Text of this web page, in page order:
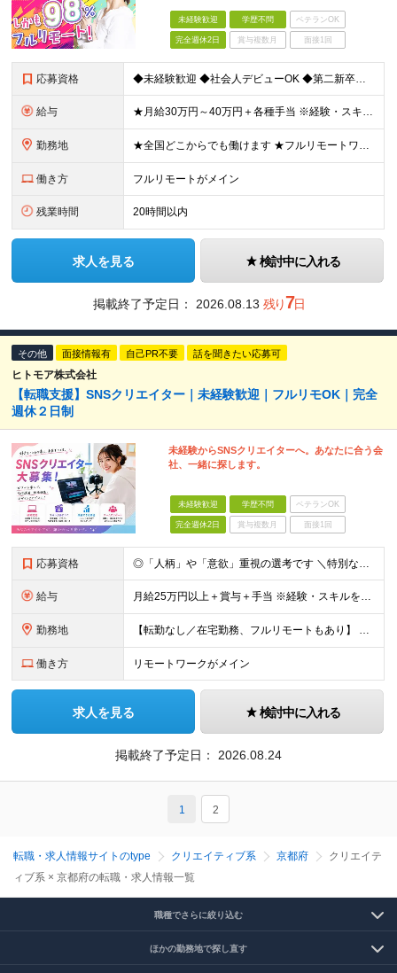
未経験歓迎 学歴不問 ベテランOK
完全週休2日 賞与複数月 面接1回
応募資格 ◆未経験歓迎 ◆社会人デビューOK ◆第二新卒も歓迎 ◆学歴不問 ………………‥・*.+ 応募時に特別なスキルや経験は必要ありません。 正社員経験がない方も歓迎します！ +.*・‥……………… L
給与 ★月給30万円～40万円＋各種手当 ※経験・スキルを考慮して金額を決定します ※上記月給は固定残業代（20時間分／3万2000円～）を含む ※超過分は別途支給します ★試用期間：7ヶ月間あり（待遇に
勤務地 ★全国どこからでも働けます ★フルリモートワークが可能 ★希望に100％応じます！ ■所属は横浜本社となります。 神奈川県横浜市中区長者町2-6-3 テクノサイシング長者町ビル7F ※(変更の範囲)
働き方 フルリモートがメイン
残業時間 20時間以内
求人を見る 検討中に入れる
掲載終了予定日： 2026.08.13 残り7日
その他 面接情報有 自己PR不要 話を聞きたい応募可
ヒトモア株式会社
【転職支援】SNSクリエイター｜未経験歓迎｜フルリモOK｜完全
週休２日制
未経験からSNSクリエイターへ。あなたに合う会
社、一緒に探します。
未経験歓迎 学歴不問 ベテランOK
完全週休2日 賞与複数月 面接1回
応募資格 ◎「人柄」や「意欲」重視の選考です ＼特別なスキル・経験は必要なし／ ￣￣￣￣￣￣￣￣￣￣￣￣￣￣￣￣ ■完全未経験歓迎 ■学歴不問 ■第二新卒歓迎 ■既卒、フリーターの方もOK ＼こんな方が向い
給与 月給25万円以上＋賞与＋手当 ※経験・スキルを考慮して決定します ※インセンティブが発生する案件もあります。 ※企業により内容は一部変更となる可能性があります。 ※試用期間・残業代については、紹介先
勤務地 【転勤なし／在宅勤務、フルリモートもあり】 ≪47都道府県から選べる勤務地≫ 東京、神奈川、埼玉、千葉、大阪、愛知、福岡など好きな地域で働けます！ 【東京・渋谷本社】 〒150-0041 東京都渋谷
働き方 リモートワークがメイン
求人を見る 検討中に入れる
掲載終了予定日： 2026.08.24
1 2
転職・求人情報サイトのtype クリエイティブ系 京都府
クリエイテ
ィブ系 × 京都府の転職・求人情報一覧
職種でさらに絞り込む
ほかの勤務地で探し直す